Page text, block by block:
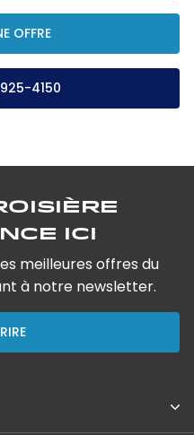
OFFRE
4150
ici
meilleures offres du
à notre newsletter.